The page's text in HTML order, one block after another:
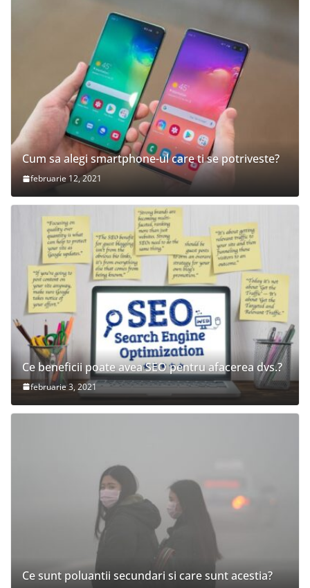
Cum sa alegi smartphone-ul care ti se potriveste?
februarie 12, 2021
Ce beneficii poate avea SEO pentru afacerea dvs.?
februarie 3, 2021
Ce sunt poluantii secundari si care sunt acestia?